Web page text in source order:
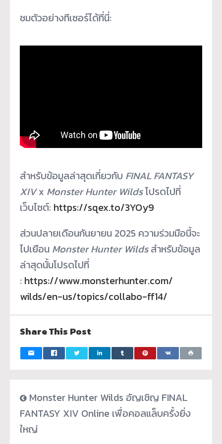
ชมตัวอย่างทีเซอร์ได้ที่นี่:
สำหรับข้อมูลล่าสุดเกี่ยวกับ FINAL FANTASY
XIVx Monster Hunter Wildsโปรดไปที่
เว็บไซต์: https://sqex.to/3YOy9
ส่วนปลายเดือนกันยายน 2025 ความร่วมมือนี้จะ
ไปเยือน Monster Hunter Wildsสำหรับข้อมูล
ล่าสุดนั้นโปรดไปที่
: https://www.monsterhunter.com/
wilds/en-us/topics/collabo-ff14/
Share This Post
Monster Hunter Wilds อัญเชิญ FINAL
FANTASY XIV Online เพื่อคอลแล็บครั้งยิ่ง
ใหญ่